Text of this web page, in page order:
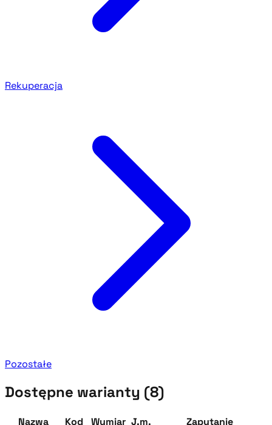
Rekuperacja
Pozostałe
Dostępne warianty (8)
Nazwa Kod Wymiar J.m. Zapytanie